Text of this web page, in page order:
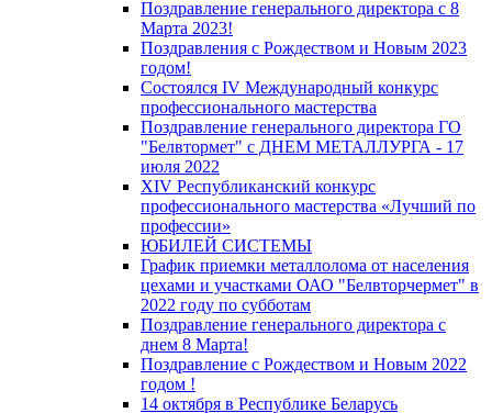
Поздравление генерального директора с 8
Марта 2023!
Поздравления с Рождеством и Новым 2023
годом!
Cостоялся IV Международный конкурс
профессионального мастерства
Поздравление генерального директора ГО
"Белвтормет" с ДНЕМ МЕТАЛЛУРГА - 17
июля 2022
XIV Республиканский конкурс
профессионального мастерства «Лучший по
профессии»
ЮБИЛЕЙ СИСТЕМЫ
График приемки металлолома от населения
цехами и участками ОАО "Белвторчермет" в
2022 году по субботам
Поздравление генерального директора с
днем 8 Марта!
Поздравление с Рождеством и Новым 2022
годом !
14 октября в Республике Беларусь